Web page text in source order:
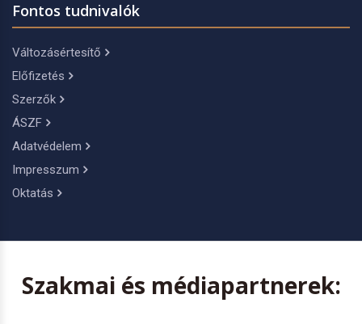
Fontos tudnivalók
Változásértesítő
Előfizetés
Szerzők
ÁSZF
Adatvédelem
Impresszum
Oktatás
Szakmai és médiapartnerek: